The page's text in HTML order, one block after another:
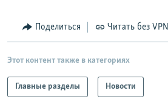
Все сайты РСЕ/РС
Поделиться Читать без VPN
Этот контент также в категориях
Главные разделы Новости